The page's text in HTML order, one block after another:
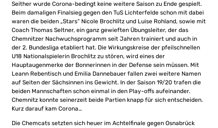
Seither wurde Corona-bedingt keine weitere Saison zu Ende gespielt.
Beim damaligen Finalsieg gegen den TuS Lichterfelde schon mit dabei
waren die beiden „Stars“ Nicole Brochlitz und Luise Rohland, sowie mit
Coach Thomas Seltner, ein ganz gewieften Übungsleiter, der das
Chemnitzer Nachwuchsprogramm seit Jahren trainiert und auch in
der 2. Bundesliga etabliert hat. Die Wirkungskreise der pfeilschnellen
U18 Nationalspielerin Brochlitz zu stören, wird eines der
Hauptaugenmerke der Bonnerinnen in der Defense sein müssen. Mit
Leann Rebentisch und Emilia Dannebauer fallen zwei weitere Namen
auf Seiten der Sächsinnen ins Gewicht. In der Saison 19/20 trafen die
beiden Mannschaften schon einmal in den Play-offs aufeinander.
Chemnitz konnte seinerzeit beide Partien knapp für sich entscheiden.
Kurz darauf kam Corona…
Die Chemcats setzten sich heuer im Achtelfinale gegen Osnabrück